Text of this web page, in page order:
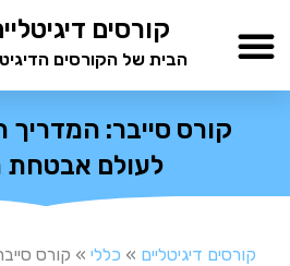
לתוכן
קורסים
הבית של הקורסים
קורס סייבר: המדריך
לעולם אבטחת
קורסים דיגיטליים » כללי » קורס